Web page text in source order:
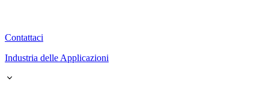
Contattaci
Industria delle Applicazioni